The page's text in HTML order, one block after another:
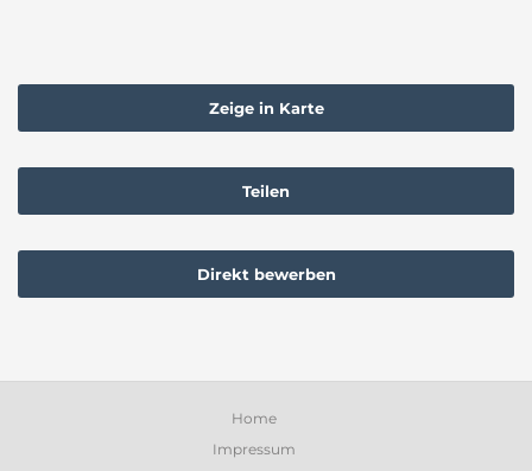
Zeige in Karte
Teilen
Direkt bewerben
Home
Impressum